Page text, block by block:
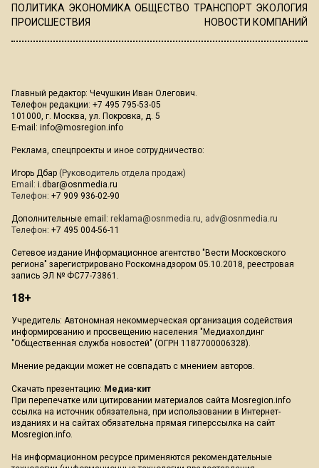
ПОЛИТИКА ЭКОНОМИКА ОБЩЕСТВО ТРАНСПОРТ ЭКОЛОГИЯ
ПРОИСШЕСТВИЯ
НОВОСТИ КОМПАНИЙ
Главный редактор: Чечушкин Иван Олегович.
Телефон редакции: +7 495 795-53-05
101000, г. Москва, ул. Покровка, д. 5
E-mail: info@mosregion.info
Реклама, спецпроекты и иное сотрудничество:
Игорь Дбар (Руководитель отдела продаж)
Email: i.dbar@osnmedia.ru
Телефон: +7 909 936-02-90
Дополнительные email: reklama@osnmedia.ru, adv@osnmedia.ru
Телефон: +7 495 004-56-11
Сетевое издание Информационное агентство "Вести Московского
региона" зарегистрировано Роскомнадзором 05.10.2018, реестровая
запись ЭЛ № ФС77-73861.
18+
Учредитель: Автономная некоммерческая организация содействия
информированию и просвещению населения "Медиахолдинг
"Общественная служба новостей" (ОГРН 1187700006328).
Мнение редакции может не совпадать с мнением авторов.
Скачать презентацию: Медиа-кит
При перепечатке или цитировании материалов сайта Mosregion.info
ссылка на источник обязательна, при использовании в Интернет-
изданиях и на сайтах обязательна прямая гиперссылка на сайт
Mosregion.info.
На информационном ресурсе применяются рекомендательные